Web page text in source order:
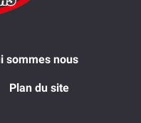
sommes nous
Plan du site